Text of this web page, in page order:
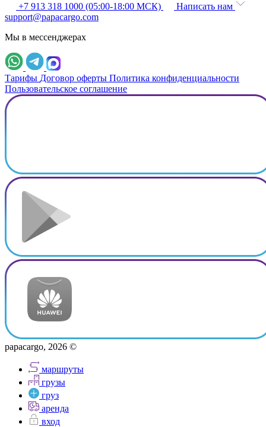
+7 913 318 1000 (05:00-18:00 МСК)
Написать нам
support@papacargo.com
Мы в мессенджерах
Тарифы Договор оферты Политика конфиденциальности
Пользовательское соглашение
papacargo, 2026 ©
маршруты
грузы
груз
аренда
вход